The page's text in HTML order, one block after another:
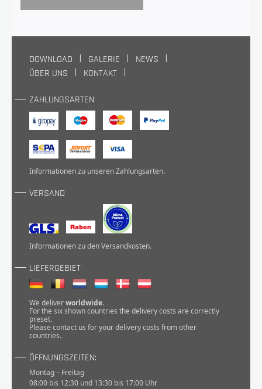
DOWNLOAD GALERIE
NEWS
ÜBER UNS
KONTAKT
ZAHLUNGSARTEN
Informationen zu unserenZahlungsarten.
VERSAND
Informationen zu denVersandkosten.
LIEFERGEBIET
We deliverworldwide.
For the six shown countries the delivery costs are correctly
preset.
Please contact us for your delivery costs from other
countries.
ÖFFNUNGSZEITEN:
Montag – Freitag
08:00 bis 12:30 und 13:30 bis 17:00 Uhr